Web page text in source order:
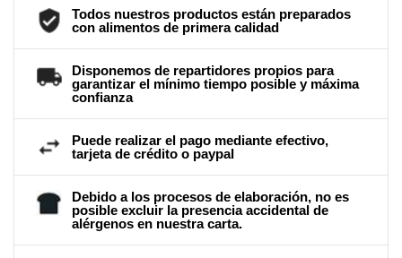
Todos nuestros productos están preparados
con alimentos de primera calidad
Disponemos de repartidores propios para
garantizar el mínimo tiempo posible y máxima
confianza
Puede realizar el pago mediante efectivo,
tarjeta de crédito o paypal
Debido a los procesos de elaboración, no es
posible excluir la presencia accidental de
alérgenos en nuestra carta.